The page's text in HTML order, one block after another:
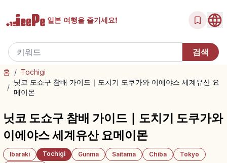
일본 여행을 즐기세요!
홈 / Tochigi
/
닛코 도쇼구 참배 가이드｜도치기 도쿠가와 이에야스 세계유산 요
메이몬
닛코 도쇼구 참배 가이드｜도치기 도쿠가와
이에야스 세계유산 요메이몬
Ibaraki Tochigi Gunma Saitama Chiba
Tokyo